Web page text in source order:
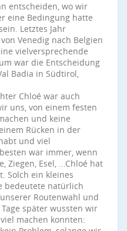
entscheiden, wo wir
eine Bedingung hatte
Letztes Jahr
Venedig nach Belgien
vielversprechende
war die Entscheidung
Badia in Südtirol,
Chloé war auch
uns, von einem festen
und keine
Rücken in der
und viel
war immer, wenn
Ziegen, Esel, ...Chloé hat
Solch ein kleines
bedeutete natürlich
Routenwahl und
später wussten wir
machen konnten: